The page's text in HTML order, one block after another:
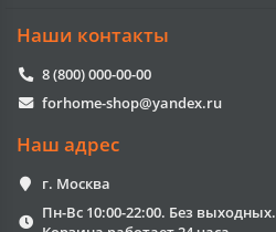
Наши контакты
8 (800) 000-00-00
forhome-shop@yandex.ru
Наш адрес
г. Москва
Пн-Вс 10:00-22:00. Без выходных.